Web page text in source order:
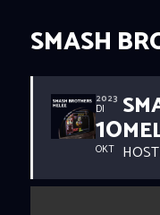
ABOUT
SMASH
2023
DI
10
OKT